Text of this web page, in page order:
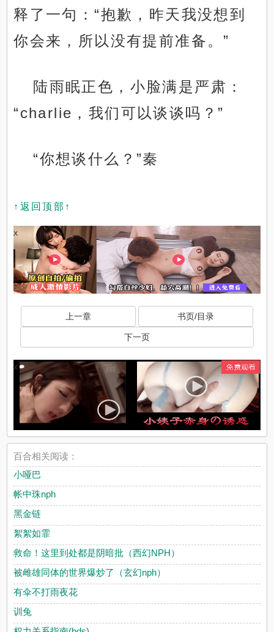
释了一句：“抱歉，昨天我没想到
你会来，所以没有提前准备。”
陆雨眠正色，小脸满是严肃：
“charlie，我们可以谈谈吗？”
“你想谈什么？”秦
↑返回顶部↑
x
上一章 书页/目录
下一页
x
百合相关阅读：
小哑巴
帐中珠nph
黑金链
絮絮如霏
救命！这里到处都是阴暗批（西幻NPH）
被雌雄同体的世界爆炒了（玄幻nph）
有伞不打雨夜花
训兔